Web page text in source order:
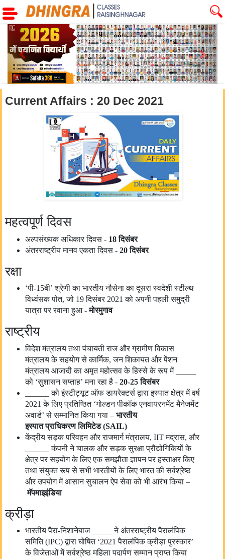
Previous Next
Current Affairs : 20 Dec 2021
महत्वपूर्ण दिवस
अल्पसंख्यक अधिकार दिवस - 18 दिसंबर
अंतरराष्ट्रीय मानव एकता दिवस - 20 दिसंबर
रक्षा
‘पी-15बी’ श्रेणी का भारतीय नौसेना का दूसरा स्वदेशी स्टील्थ
विध्वंसक पोत, जो 19 दिसंबर 2021 को अपनी पहली समुद्री
यात्रा पर रवाना हुआ - मोरमुगाव
राष्ट्रीय
विदेश मंत्रालय तथा पंचायती राज और ग्रामीण विकास
मंत्रालय के सहयोग से कार्मिक, जन शिकायत और पेंशन
मंत्रालय आजादी का अमृत महोत्सव के हिस्से के रूप में _____
को ‘सुशासन सप्ताह’ मना रहा है - 20-25 दिसंबर
______ को इंस्टीट्यूट ऑफ डायरेक्टर्स द्वारा इस्पात क्षेत्र में वर्ष
2021 के लिए प्रतिष्ठित ‘गोल्डन पीकॉक एनवायरनमेंट मैनेजमेंट
अवार्ड’ से सम्मानित किया गया – भारतीय
इस्पात प्राधिकरण लिमिटेड (SAIL)
केंद्रीय सड़क परिवहन और राजमार्ग मंत्रालय, IIT मद्रास, और
______ कंपनी ने चालक और सड़क सुरक्षा प्रौद्योगिकियों के
क्षेत्र पर सहयोग के लिए एक समझौता ज्ञापन पर हस्ताक्षर किए
तथा संयुक्त रूप से सभी भारतीयों के लिए भारत की सर्वश्रेष्ठ
और उपयोग में आसान सुचालन ऐप सेवा को भी आरंभ किया –
मॅपमाइइंडिया
क्रीड़ा
भारतीय पैरा-निशानेबाज _____ ने अंतरराष्ट्रीय पैरालंपिक
समिति (IPC) द्वारा घोषित ‘2021 पैरालंपिक क्रीड़ा पुरस्कार’
के विजेताओं में सर्वश्रेष्ठ महिला पदार्पण सम्मान प्राप्त किया